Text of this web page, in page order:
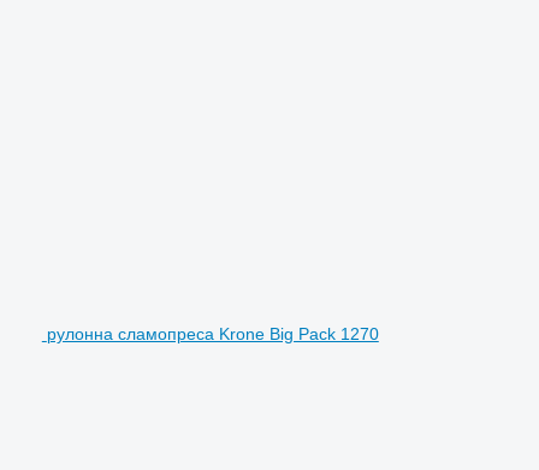
рулонна сламопреса Krone Big Pack 1270